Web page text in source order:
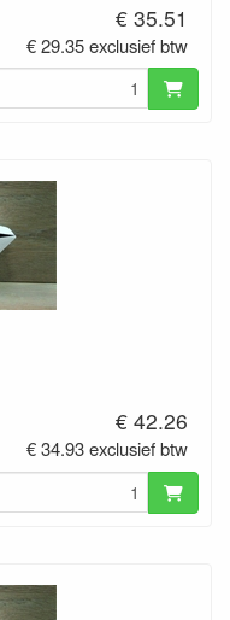
€ 35.51
€ 29.35 exclusief btw
€ 42.26
€ 34.93 exclusief btw